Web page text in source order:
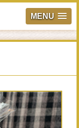
MENU